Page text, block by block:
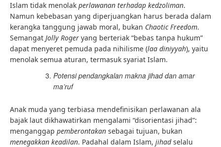
Islam tidak menolak perlawanan terhadap kedzoliman.
Namun kebebasan yang diperjuangkan harus berada dalam
kerangka tanggung jawab moral, bukan Chaotic Freedom.
Semangat Jolly Roger yang berteriak “bebas tanpa hukum”
dapat menyeret pemuda pada nihilisme (laa diniyyah), yaitu
menolak semua aturan, termasuk syariat Islam.
Potensi pendangkalan makna jihad dan amar
ma’ruf
Anak muda yang terbiasa mendefinisikan perlawanan ala
bajak laut dikhawatirkan mengalami “disorientasi jihad”:
menganggap pemberontakan sebagai tujuan, bukan
menegakkan keadilan. Padahal dalam Islam, jihadselalu